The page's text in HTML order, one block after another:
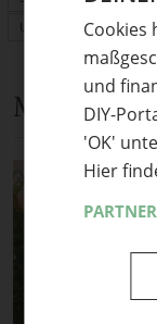
Upcycling
Mehr
Cookies
und
DIY-
'OK'
Hier